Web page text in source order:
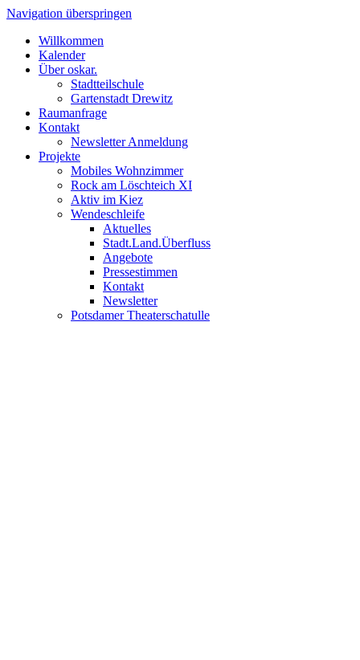
Navigation überspringen
Willkommen
Kalender
Über oskar.
Stadtteilschule
Gartenstadt Drewitz
Raumanfrage
Kontakt
Newsletter Anmeldung
Projekte
Mobiles Wohnzimmer
Rock am Löschteich XI
Aktiv im Kiez
Wendeschleife
Aktuelles
Stadt.Land.Überfluss
Angebote
Pressestimmen
Kontakt
Newsletter
Potsdamer Theaterschatulle